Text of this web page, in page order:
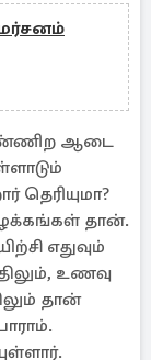
ஆடை
தெரியுமா?
தான்.
எதுவும்
உணவு
தான்